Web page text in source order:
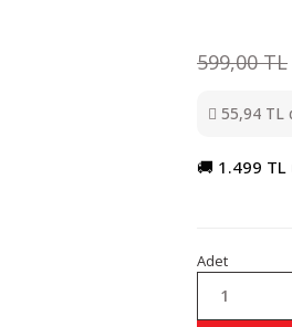
599,00 TL
55,94 TL
🚚 1.499
Adet